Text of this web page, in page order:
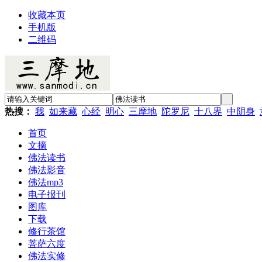
收藏本页
手机版
二维码
热搜： 我 如来藏 心经 明心 三摩地 陀罗尼 十八界 中阴身
首页
文摘
佛法读书
佛法影音
佛法mp3
电子报刊
图库
下载
修行茶馆
菩萨六度
佛法实修